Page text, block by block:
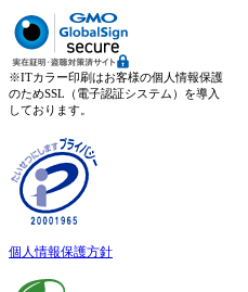
※ITカラー印刷はお客様の個人情報保護
のためSSL（電子認証システム）を導入
しております。
個人情報保護方針